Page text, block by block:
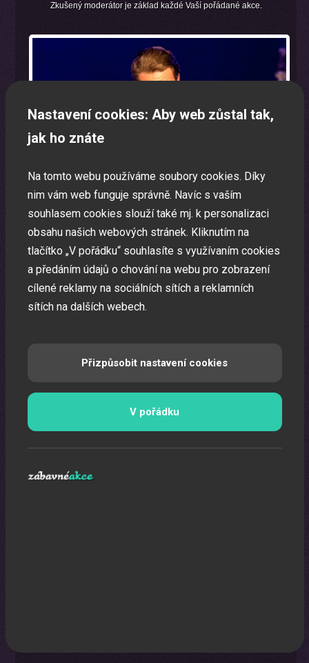
Zkušený moderátor je základ každé Vaší pořádané akce.
Program na firemní akci a firemní večírek na klíč
Nastavení cookies: Aby web zůstal tak,
jak ho znáte
Na tomto webu používáme soubory cookies. Díky
nim vám web funguje správně. Navíc s vaším
souhlasem cookies slouží také mj. k personalizaci
obsahu našich webových stránek. Kliknutím na
tlačítko „V pořádku“ souhlasíte s využívaním cookies
a předáním údajů o chování na webu pro zobrazení
cílené reklamy na sociálních sítích a reklamních
sítích na dalších webech.
Přizpůsobit nastavení cookies
V pořádku